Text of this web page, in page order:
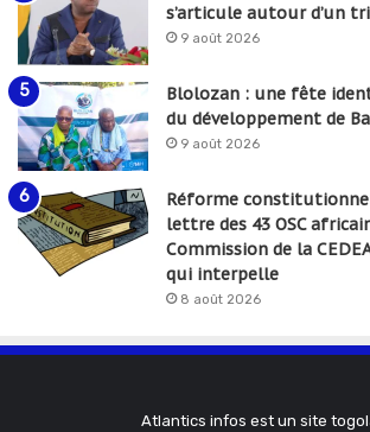
s’articule autour d’un
9 août 2026
Blolozan : une fête
du développement de
9 août 2026
Réforme
lettre des 43 OSC
Commission de la
qui interpelle
8 août 2026
Atlantics infos est un site